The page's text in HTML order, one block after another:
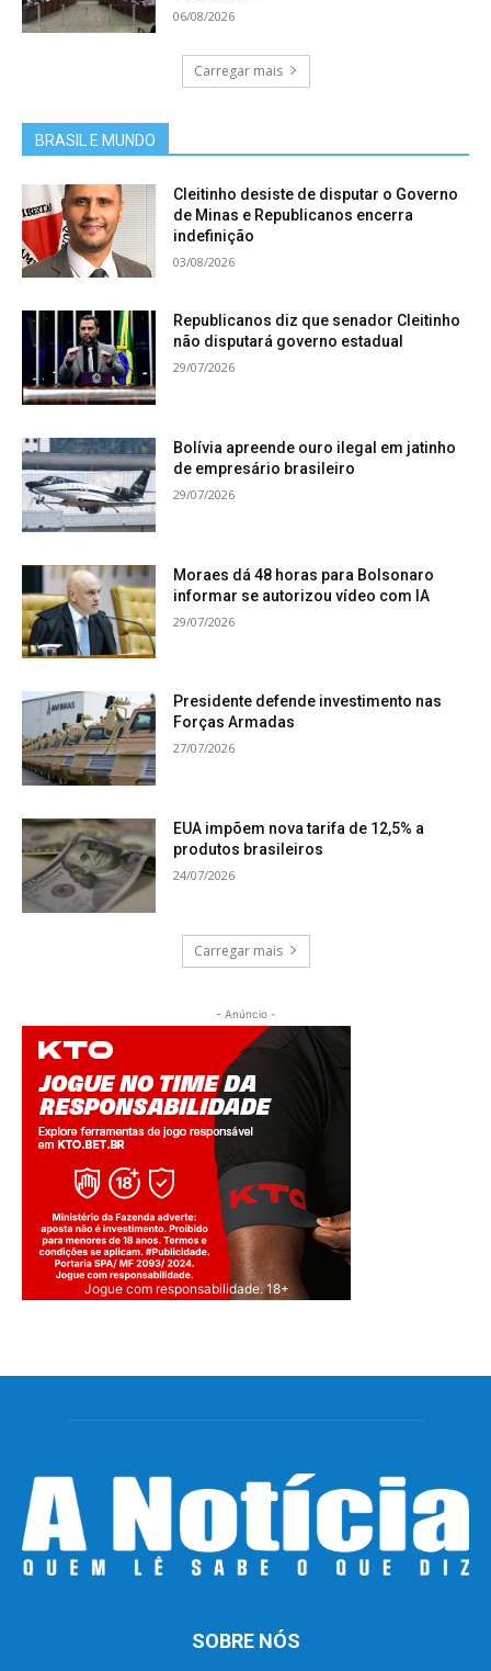
06/08/2026
Carregar mais
BRASIL E MUNDO
Cleitinho desiste de disputar o Governo
de Minas e Republicanos encerra
indefinição
03/08/2026
Republicanos diz que senador Cleitinho
não disputará governo estadual
29/07/2026
Bolívia apreende ouro ilegal em jatinho
de empresário brasileiro
29/07/2026
Moraes dá 48 horas para Bolsonaro
informar se autorizou vídeo com IA
29/07/2026
Presidente defende investimento nas
Forças Armadas
27/07/2026
EUA impõem nova tarifa de 12,5% a
produtos brasileiros
24/07/2026
Carregar mais
- Anúncio -
Jogue com responsabilidade. 18+
SOBRE NÓS